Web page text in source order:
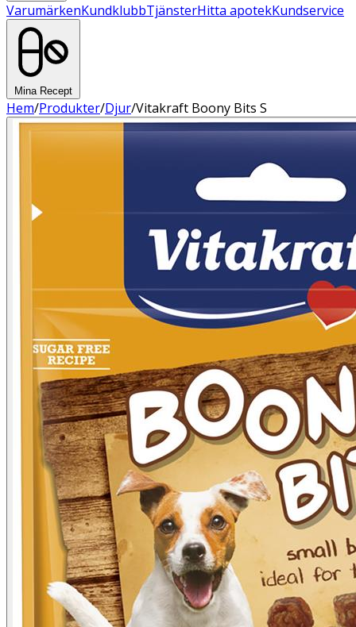
VarumärkenKundklubbTjänsterHitta apotekKundservice
Mina Recept
Hem/Produkter/Djur/Vitakraft Boony Bits S